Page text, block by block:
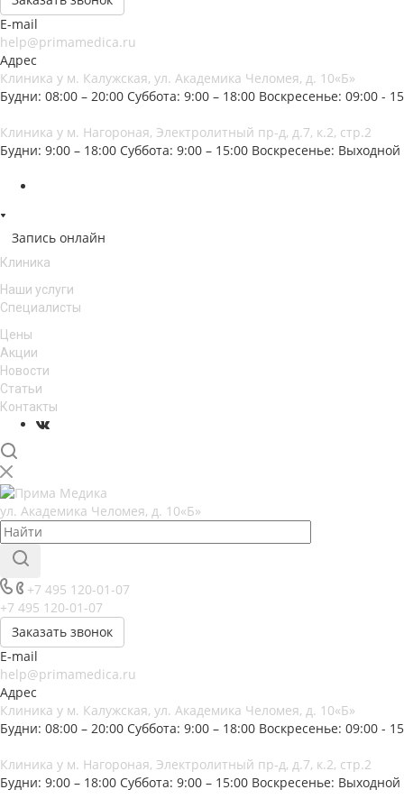
E-mail
help@primamedica.ru
Адрес
Клиника у м. Калужская, ул. Академика Челомея, д. 10«Б»
Будни: 08:00 – 20:00 Суббота: 9:00 – 18:00 Воскресенье: 09:00 -
Клиника у м. Нагороная, Электролитный пр-д, д.7, к.2, стр.2
Будни: 9:00 – 18:00 Суббота: 9:00 – 15:00 Воскресенье: Выходной
Запись онлайн
Клиника
Наши услуги
Специалисты
Цены
Акции
Новости
Статьи
Контакты
ул. Академика Челомея, д. 10«Б»
+7 495 120-01-07
+7 495 120-01-07
Заказать звонок
E-mail
help@primamedica.ru
Адрес
Клиника у м. Калужская, ул. Академика Челомея, д. 10«Б»
Будни: 08:00 – 20:00 Суббота: 9:00 – 18:00 Воскресенье: 09:00 -
Клиника у м. Нагороная, Электролитный пр-д, д.7, к.2, стр.2
Будни: 9:00 – 18:00 Суббота: 9:00 – 15:00 Воскресенье: Выходной